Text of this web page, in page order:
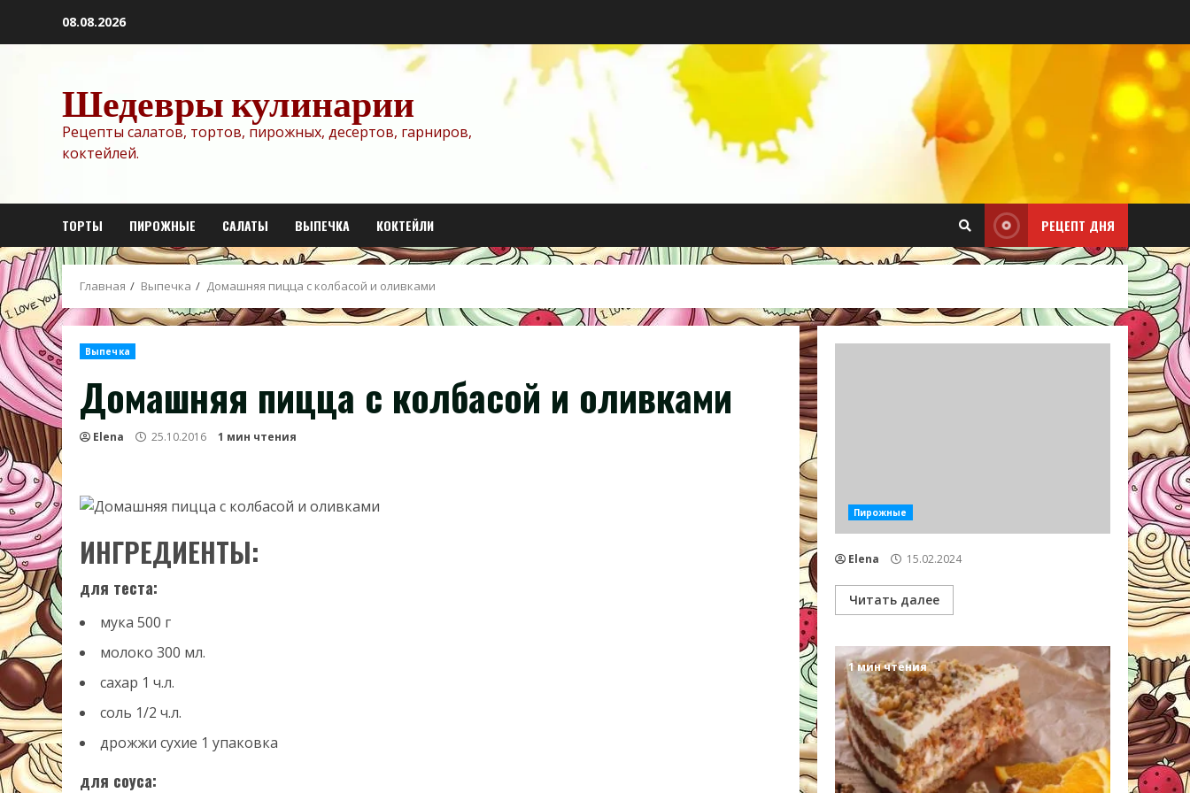
08.08.2026
Шедевры кулинарии
Рецепты салатов, тортов, пирожных, десертов, гарниров,
коктейлей.
ТОРТЫ ПИРОЖНЫЕ САЛАТЫ ВЫПЕЧКА КОКТЕЙЛИ РЕЦЕПТ ДНЯ
Главная Выпечка Домашняя пицца с колбасой и оливками
Выпечка
Домашняя пицца с колбасой и оливками
Elena 25.10.2016 1 мин чтения
ИНГРЕДИЕНТЫ:
для теста:
мука 500 г
молоко 300 мл.
сахар 1 ч.л.
соль 1/2 ч.л.
дрожжи сухие 1 упаковка
для соуса:
Пирожные
Elena 15.02.2024
Читать далее
1 мин чтения